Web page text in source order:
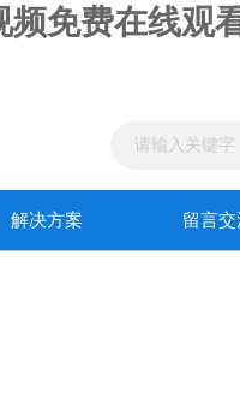
频免费在线观
解决方案 留言交